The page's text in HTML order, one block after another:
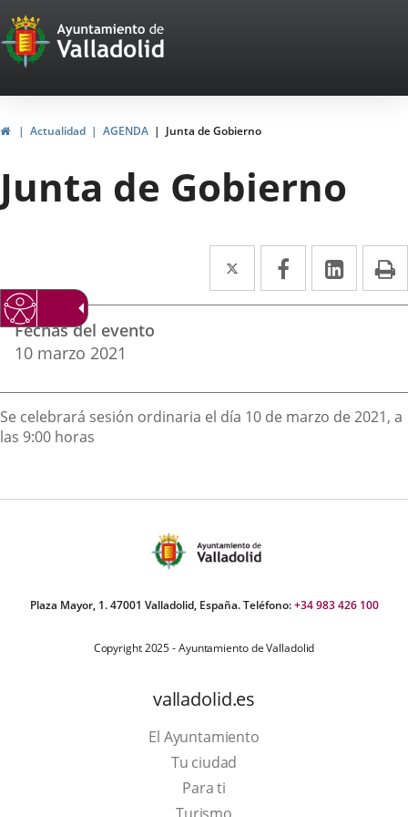
Portal
Web
del
Ayuntamiento
de
Valladolid
HomeActualidad AGENDA Junta de Gobierno
Junta de Gobierno
Twitter
Enlace
a
externa.
Facebook
Enlace
a
externa.
Enlace
a
Datos
del
evento
Fechas del evento
10 marzo 2021
Descripción
Se celebrará sesión ordinaria el día 10 de marzo de 2021, a
las 9:00 horas
Plaza Mayor, 1. 47001 Valladolid, España. Teléfono:+34 983 426 100
Copyright 2025 - Ayuntamiento de Valladolid
valladolid.es
El Ayuntamiento
Tu ciudad
Para ti
This